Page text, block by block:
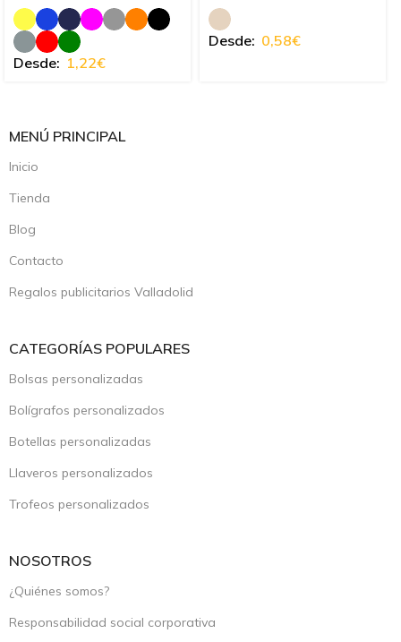
Desde: 1,22€
Desde: 0,58€
MENÚ PRINCIPAL
Inicio
Tienda
Blog
Contacto
Regalos publicitarios Valladolid
CATEGORÍAS POPULARES
Bolsas personalizadas
Bolígrafos personalizados
Botellas personalizadas
Llaveros personalizados
Trofeos personalizados
NOSOTROS
¿Quiénes somos?
Responsabilidad social corporativa